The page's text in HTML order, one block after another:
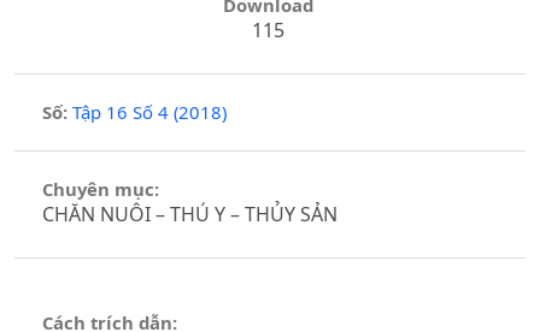
Download
115
Số: Tập 16 Số 4 (2018)
Chuyên mục:
CHĂN NUÔI – THÚ Y – THỦY SẢN
Cách trích dẫn: